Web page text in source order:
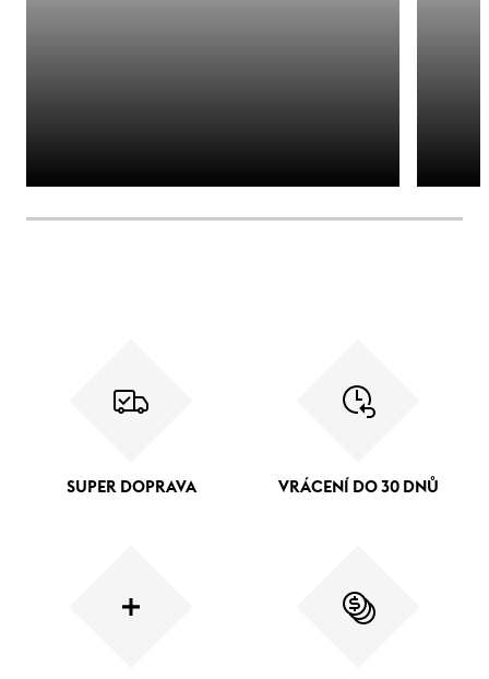
SUPER DOPRAVA VRÁCENÍ DO 30 DNŮ